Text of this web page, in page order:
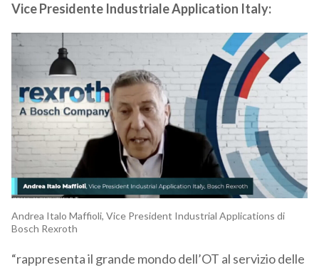
Vice Presidente Industriale Application Italy:
Andrea Italo Maffioli, Vice President Industrial Applications di
Bosch Rexroth
“rappresenta il grande mondo dell’OT al servizio delle